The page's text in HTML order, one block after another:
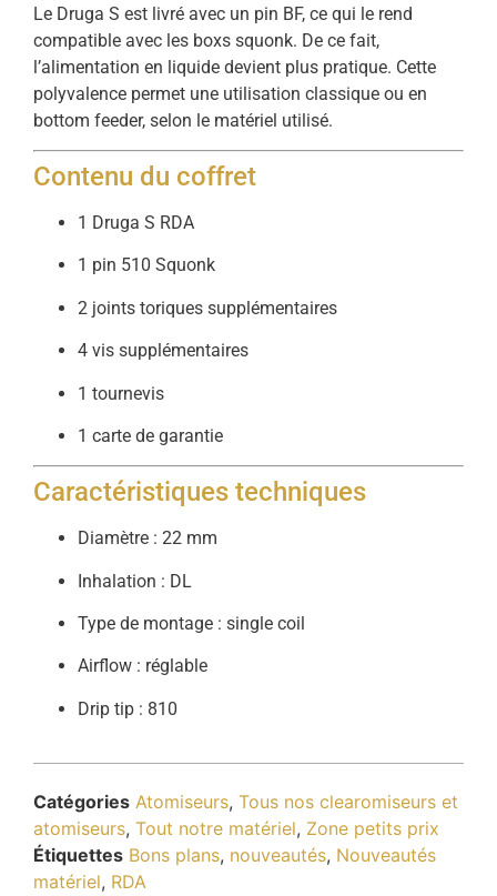
Le Druga S est livré avec un pin BF, ce qui le rend
compatible avec les boxs squonk. De ce fait,
l’alimentation en liquide devient plus pratique. Cette
polyvalence permet une utilisation classique ou en
bottom feeder, selon le matériel utilisé.
Contenu du coffret
1 Druga S RDA
1 pin 510 Squonk
2 joints toriques supplémentaires
4 vis supplémentaires
1 tournevis
1 carte de garantie
Caractéristiques techniques
Diamètre : 22 mm
Inhalation : DL
Type de montage : single coil
Airflow : réglable
Drip tip : 810
Catégories Atomiseurs, Tous nos clearomiseurs et
atomiseurs, Tout notre matériel, Zone petits prix
Étiquettes Bons plans, nouveautés, Nouveautés
matériel, RDA